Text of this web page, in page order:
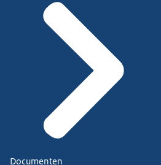
Documenten